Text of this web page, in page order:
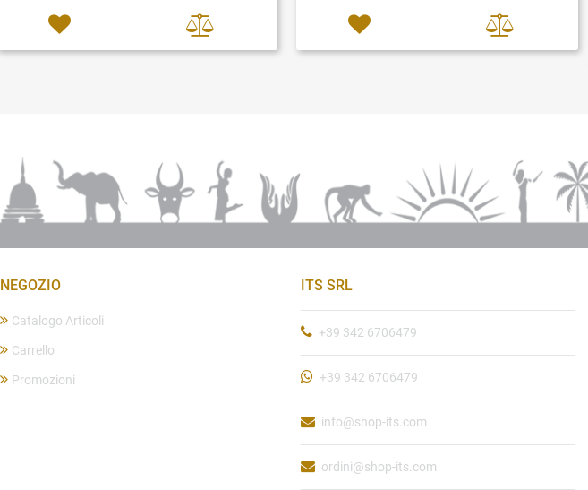
NEGOZIO
Catalogo Articoli
Carrello
Promozioni
ITS SRL
+39 342 6706479
+39 342 6706479
info@shop-its.com
ordini@shop-its.com